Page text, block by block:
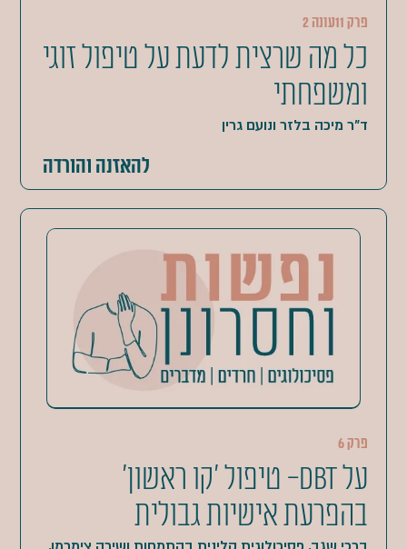
פרק 11 עונה 2
כל מה שרצית לדעת על טיפול זוגי
ומשפחתי
ד"ר מיכה בלזר ונועם גרין
להאזנה והורדה
פרק 6
על DBT- טיפול 'קו ראשון'
בהפרעת אישיות גבולית